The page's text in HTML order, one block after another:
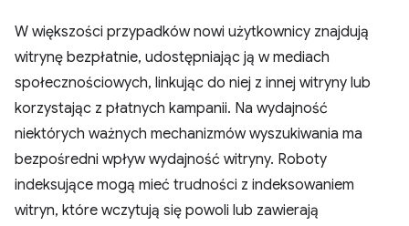
W większości przypadków nowi użytkownicy znajdują
witrynę bezpłatnie, udostępniając ją w mediach
społecznościowych, linkując do niej z innej witryny lub
korzystając z płatnych kampanii. Na wydajność
niektórych ważnych mechanizmów wyszukiwania ma
bezpośredni wpływ wydajność witryny. Roboty
indeksujące mogą mieć trudności z indeksowaniem
witryn, które wczytują się powoli lub zawierają